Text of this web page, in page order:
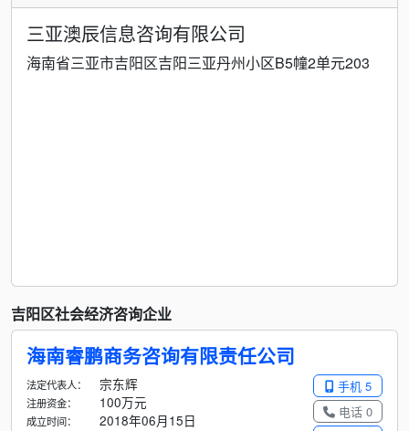
三亚澳辰信息咨询有限公司
海南省三亚市吉阳区吉阳三亚丹州小区B5幢2单元203
吉阳区社会经济咨询企业
海南睿鹏商务咨询有限责任公司
手机 5
电话 0
法定代表人： 宗东辉
注册资金： 100万元
成立时间：
2018年06月15日